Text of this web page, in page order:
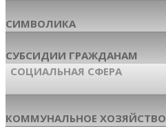
СИМВОЛИКА
СУБСИДИИ ГРАЖДАНАМ
СОЦИАЛЬНАЯ СФЕРА
КОММУНАЛЬНОЕ ХОЗЯЙСТВО